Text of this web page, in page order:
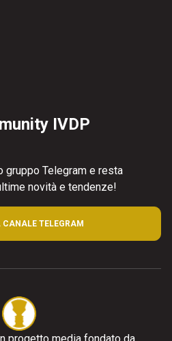
IVDP
gruppo Telegram e resta
novità e tendenze!
CANALE TELEGRAM